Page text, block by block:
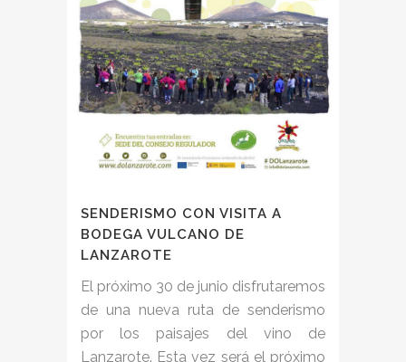
SENDERISMO CON VISITA A
BODEGA VULCANO DE
LANZAROTE
El próximo 30 de junio disfrutaremos
de una nueva ruta de senderismo
por los paisajes del vino de
Lanzarote. Esta vez será el próximo